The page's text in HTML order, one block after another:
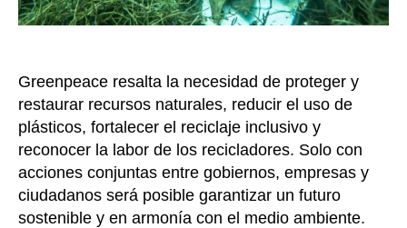
Greenpeace resalta la necesidad de proteger y
restaurar recursos naturales, reducir el uso de
plásticos, fortalecer el reciclaje inclusivo y
reconocer la labor de los recicladores. Solo con
acciones conjuntas entre gobiernos, empresas y
ciudadanos será posible garantizar un futuro
sostenible y en armonía con el medio ambiente.